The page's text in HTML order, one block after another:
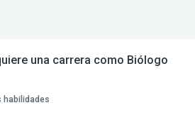
una carrera como Biólogo
habilidades